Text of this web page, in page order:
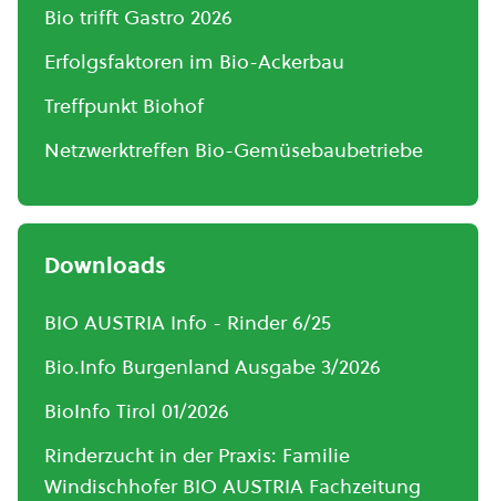
Bio trifft Gastro 2026
Erfolgsfaktoren im Bio-Ackerbau
Treffpunkt Biohof
Netzwerktreffen Bio-Gemüsebaubetriebe
Downloads
BIO AUSTRIA Info - Rinder 6/25
Bio.Info Burgenland Ausgabe 3/2026
BioInfo Tirol 01/2026
Rinderzucht in der Praxis: Familie
Windischhofer BIO AUSTRIA Fachzeitung